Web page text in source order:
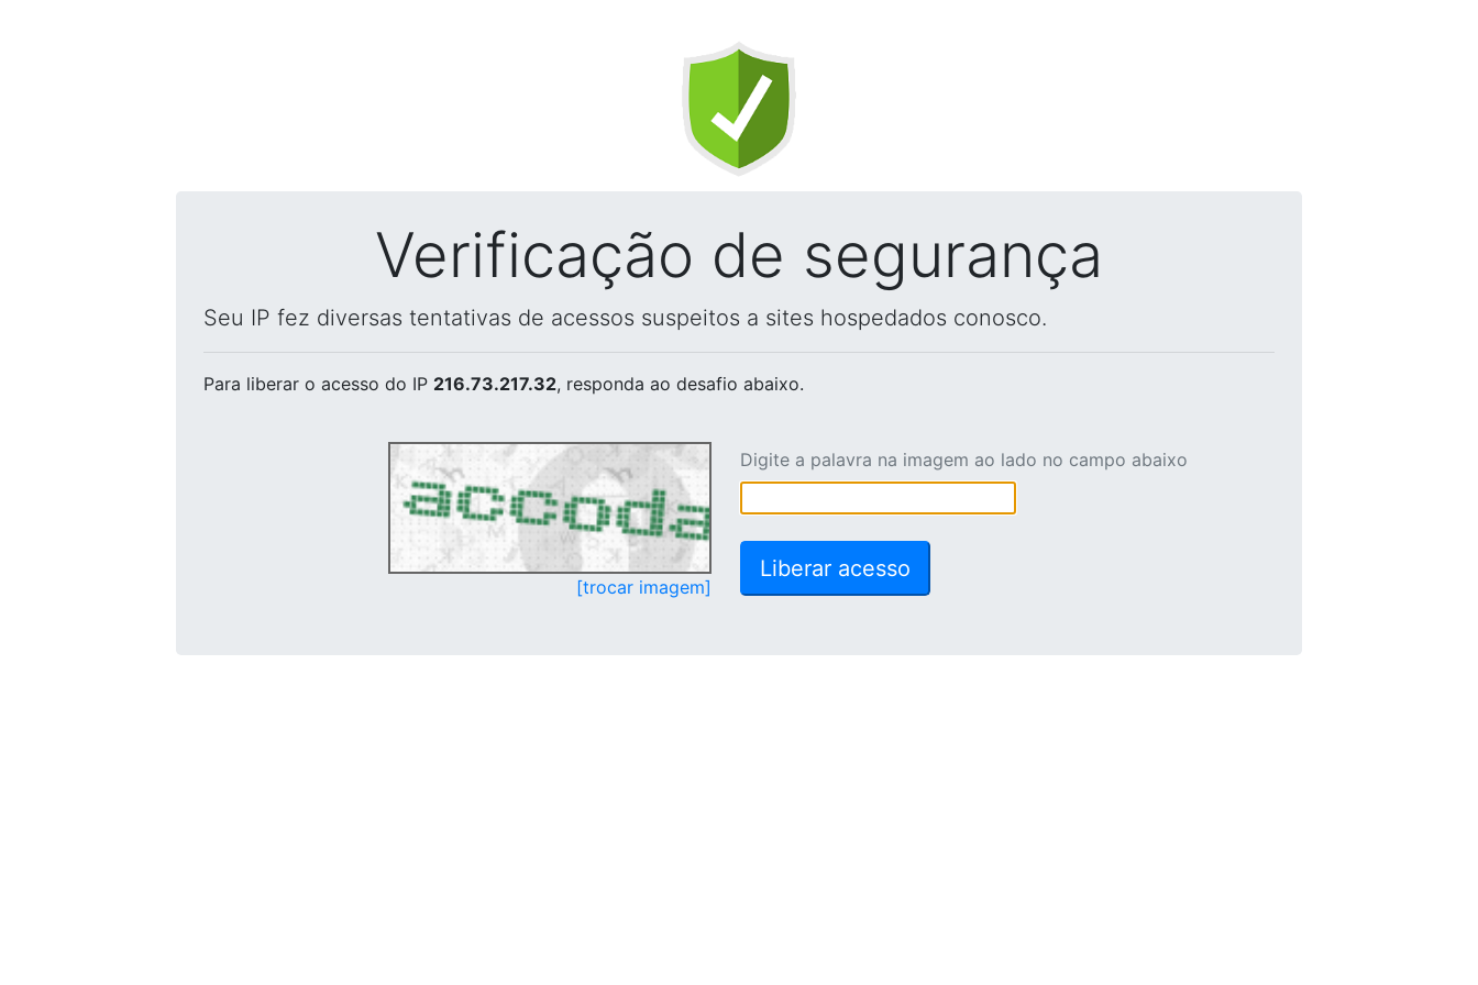
Verificação de segurança
Seu IP fez diversas tentativas de acessos suspeitos a sites hospedados conosco.
Para liberar o acesso do IP 216.73.217.32, responda ao desafio abaixo.
[trocar imagem]
Digite a palavra na imagem ao lado no campo abaixo